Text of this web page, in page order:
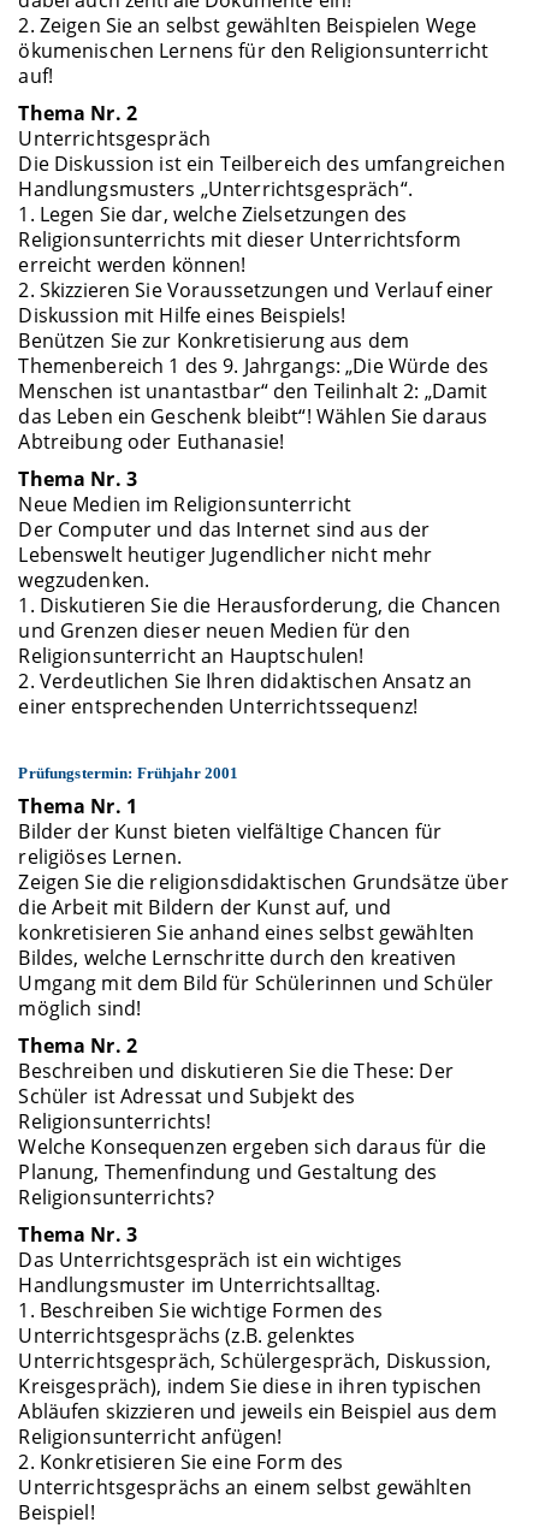
2. Zeigen Sie an selbst gewählten Beispielen Wege
ökumenischen Lernens für den Religionsunterricht
auf!
Thema Nr. 2
Unterrichtsgespräch
Die Diskussion ist ein Teilbereich des umfangreichen
Handlungsmusters „Unterrichtsgespräch“.
1. Legen Sie dar, welche Zielsetzungen des
Religionsunterrichts mit dieser Unterrichtsform
erreicht werden können!
2. Skizzieren Sie Voraussetzungen und Verlauf einer
Diskussion mit Hilfe eines Beispiels!
Benützen Sie zur Konkretisierung aus dem
Themenbereich 1 des 9. Jahrgangs: „Die Würde des
Menschen ist unantastbar“ den Teilinhalt 2: „Damit
das Leben ein Geschenk bleibt“! Wählen Sie daraus
Abtreibung oder Euthanasie!
Thema Nr. 3
Neue Medien im Religionsunterricht
Der Computer und das Internet sind aus der
Lebenswelt heutiger Jugendlicher nicht mehr
wegzudenken.
1. Diskutieren Sie die Herausforderung, die Chancen
und Grenzen dieser neuen Medien für den
Religionsunterricht an Hauptschulen!
2. Verdeutlichen Sie Ihren didaktischen Ansatz an
einer entsprechenden Unterrichtssequenz!
Prüfungstermin: Frühjahr 2001
Thema Nr. 1
Bilder der Kunst bieten vielfältige Chancen für
religiöses Lernen.
Zeigen Sie die religionsdidaktischen Grundsätze über
die Arbeit mit Bildern der Kunst auf, und
konkretisieren Sie anhand eines selbst gewählten
Bildes, welche Lernschritte durch den kreativen
Umgang mit dem Bild für Schülerinnen und Schüler
möglich sind!
Thema Nr. 2
Beschreiben und diskutieren Sie die These: Der
Schüler ist Adressat und Subjekt des
Religionsunterrichts!
Welche Konsequenzen ergeben sich daraus für die
Planung, Themenfindung und Gestaltung des
Religionsunterrichts?
Thema Nr. 3
Das Unterrichtsgespräch ist ein wichtiges
Handlungsmuster im Unterrichtsalltag.
1. Beschreiben Sie wichtige Formen des
Unterrichtsgesprächs (z.B. gelenktes
Unterrichtsgespräch, Schülergespräch, Diskussion,
Kreisgespräch), indem Sie diese in ihren typischen
Abläufen skizzieren und jeweils ein Beispiel aus dem
Religionsunterricht anfügen!
2. Konkretisieren Sie eine Form des
Unterrichtsgesprächs an einem selbst gewählten
Beispiel!